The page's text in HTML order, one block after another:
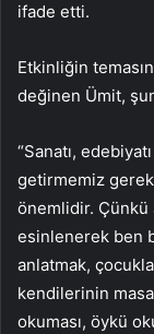
ifade etti.
Etkinliğin
değinen Ümit,
“Sanatı,
getirmemiz
önemlidir. Çünkü
esinlenerek ben
anlatmak,
kendilerinin
okuması, öykü